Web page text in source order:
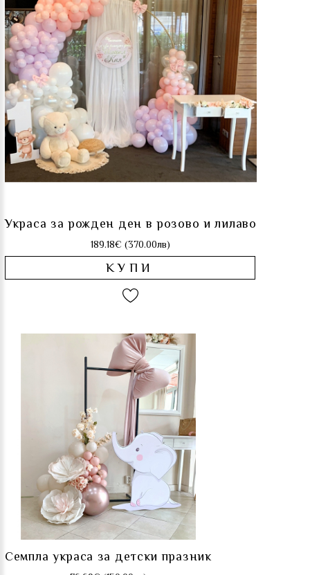
Украса за рожден ден в розово и лилаво
189.18€ (370.00лв)
КУПИ
Семпла украса за детски празник